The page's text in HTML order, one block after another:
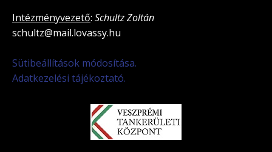
Intézményvezető: Schultz Zoltán
schultz@mail.lovassy.hu
Sütibeállítások módosítása.
Adatkezelési tájékoztató.